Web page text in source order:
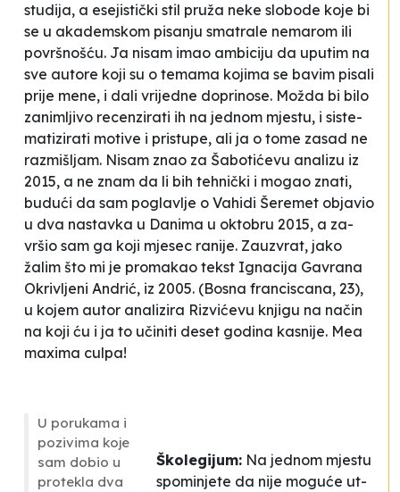
stu­di­ja, a ese­jis­tički stil pruža ne­ke slo­bo­de ko­je bi
se u aka­dem­skom pi­sa­nju sma­tra­le ne­ma­rom ili
po­vršnošću. Ja ni­sam imao am­bi­ci­ju da upu­tim na
sve auto­re ko­ji su o te­ma­ma ko­ji­ma se ba­vim pi­sa­li
pri­je me­ne, i da­li vri­je­dne do­pri­no­se. Možda bi bi­lo
za­ni­mlji­vo re­cen­zi­ra­ti ih na je­dnom mjes­tu, i sis­te­
ma­ti­zi­ra­ti motive i pris­tu­pe, ali ja o to­me za­sad ne
ra­zmiš­ljam. Ni­sam znao za Ša­bo­tićevu ana­li­zu iz
2015, a ne znam da li bih te­hnički i mo­gao zna­ti,
bu­dući da sam po­glav­lje o Va­hi­di Še­re­met obja­vio
u dva nas­tav­ka u Da­ni­ma u okto­bru 2015, a za­
vršio sam ga ko­ji mje­sec ra­ni­je. Zauzvrat, ja­ko
žalim što mi je pro­ma­kao tek­st Igna­ci­ja Ga­vra­na
Okriv­lje­ni An­drić, iz 2005. (Bo­sna fran­cis­ca­na, 23),
u ko­jem autor ana­li­zi­ra Ri­zvićevu knji­gu na način
na ko­ji ću i ja to učini­ti de­set go­di­na ka­sni­je. Mea
maxima cul­pa!
U po­ru­ka­ma i
po­zi­vi­ma ko­je
sam do­bio u
pro­te­kla dva
Ško­le­gi­jum:Na je­dnom mjes­tu
spo­mi­nje­te da ni­je mo­guće ut­